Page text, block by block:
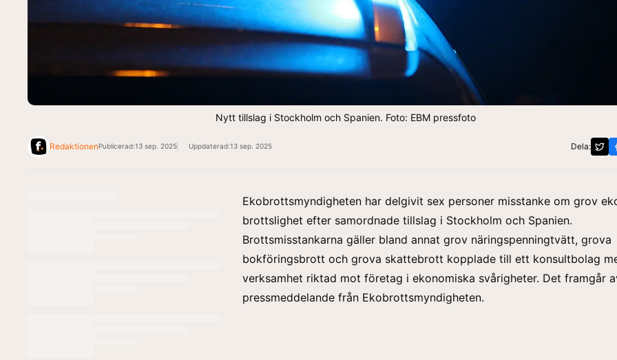
Nytt tillslag i Stockholm och Spanien. Foto: EBM pressfoto
RedaktionenPublicerad:13 sep. 2025 Uppdaterad:13 sep. 2025 Dela:
Ekobrottsmyndigheten har delgivit sex personer misstanke om grov
brottslighet efter samordnade tillslag i Stockholm och Spanien.
Brottsmisstankarna gäller bland annat grov näringspenningtvätt, grova
bokföringsbrott och grova skattebrott kopplade till ett konsultbolag
verksamhet riktad mot företag i ekonomiska svårigheter. Det framgår
pressmeddelande från Ekobrottsmyndigheten.